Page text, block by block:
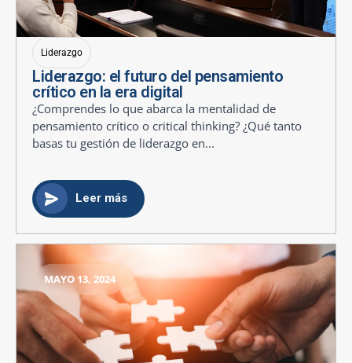
Liderazgo
Liderazgo: el futuro del pensamiento
crítico en la era digital
¿Comprendes lo que abarca la mentalidad de
pensamiento crítico o critical thinking? ¿Qué tanto
basas tu gestión de liderazgo en...
Leer más
MAYO 13, 2024